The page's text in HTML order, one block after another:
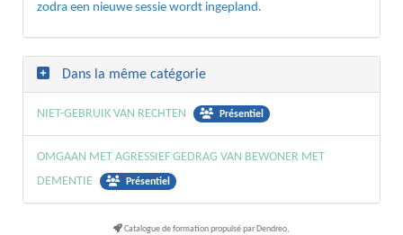
zodra een nieuwe sessie wordt ingepland.
Dans la même catégorie
NIET-GEBRUIK VAN RECHTEN Présentiel
OMGAAN MET AGRESSIEF GEDRAG VAN BEWONER MET
DEMENTIE
Présentiel
Catalogue de formation propulsé par Dendreo,